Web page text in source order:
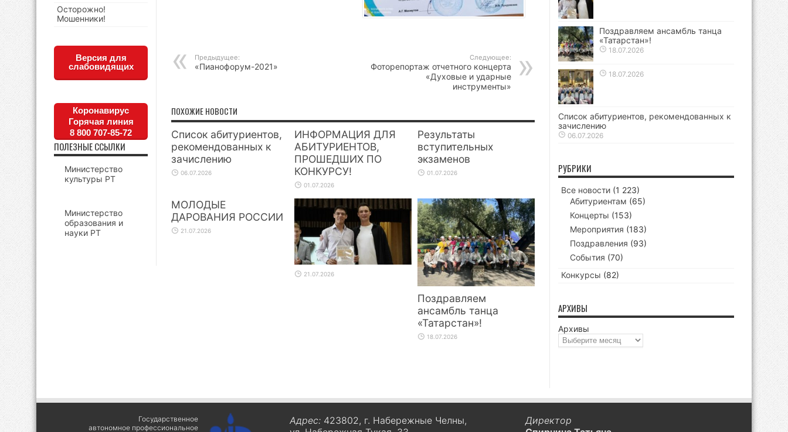
Предыдущее:
«Пианофорум-2021»
Следующее:
Фоторепортаж отчетного концерта
«Духовые и ударные
инструменты»
ПОХОЖИЕ НОВОСТИ
Список абитуриентов,
рекомендованных к
зачислению
06.07.2026
ИНФОРМАЦИЯ ДЛЯ
АБИТУРИЕНТОВ,
ПРОШЕДШИХ ПО
КОНКУРСУ!
01.07.2026
Результаты
вступительных
экзаменов
01.07.2026
МОЛОДЫЕ
ДАРОВАНИЯ РОССИИ
21.07.2026
21.07.2026
Поздравляем
ансамбль танца
«Татарстан»!
18.07.2026
Осторожно!
Мошенники!
Версия для
слабовидящих
Коронавирус
Горячая линия
8 800 707-85-72
ПОЛЕЗНЫЕ ССЫЛКИ
Министерство
культуры РТ
Министерство
образования и
науки РТ
Поздравляем ансамбль танца
«Татарстан»!
18.07.2026
18.07.2026
Список абитуриентов, рекомендованных к
зачислению
06.07.2026
РУБРИКИ
Все новости (1 223)
Абитуриентам (65)
Концерты (153)
Мероприятия (183)
Поздравления (93)
События (70)
Конкурсы (82)
АРХИВЫ
Архивы
Государственное
автономное профессиональное
Адрес: 423802, г. Набережные Челны,
Директор